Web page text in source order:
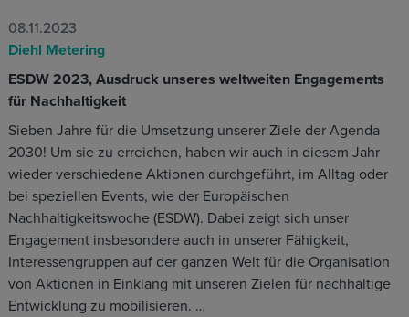
08.11.2023
Diehl Metering
ESDW 2023, Ausdruck unseres weltweiten Engagements
für Nachhaltigkeit
Sieben Jahre für die Umsetzung unserer Ziele der Agenda
2030! Um sie zu erreichen, haben wir auch in diesem Jahr
wieder verschiedene Aktionen durchgeführt, im Alltag oder
bei speziellen Events, wie der Europäischen
Nachhaltigkeitswoche (ESDW). Dabei zeigt sich unser
Engagement insbesondere auch in unserer Fähigkeit,
Interessengruppen auf der ganzen Welt für die Organisation
von Aktionen in Einklang mit unseren Zielen für nachhaltige
Entwicklung zu mobilisieren. …